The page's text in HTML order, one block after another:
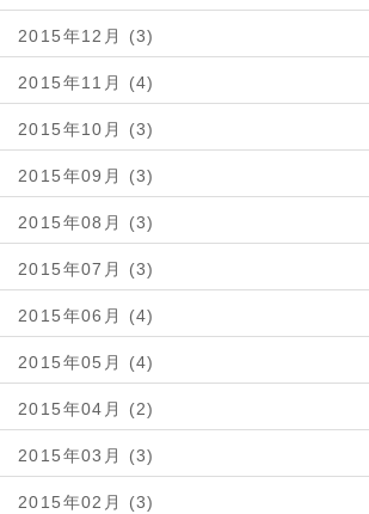
2015年12月 (3)
2015年11月 (4)
2015年10月 (3)
2015年09月 (3)
2015年08月 (3)
2015年07月 (3)
2015年06月 (4)
2015年05月 (4)
2015年04月 (2)
2015年03月 (3)
2015年02月 (3)